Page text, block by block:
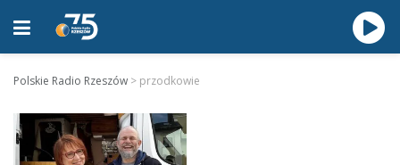
Polskie Radio Rzeszów > przodkowie